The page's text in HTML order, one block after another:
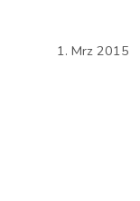
1. Mrz 2015